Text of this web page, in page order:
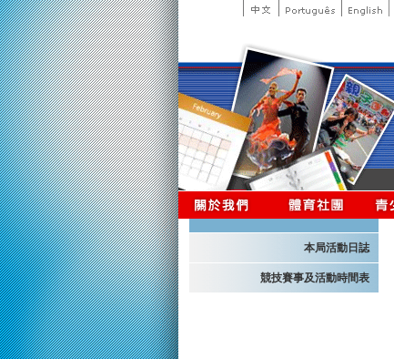
本局活動日誌
競技賽事及活動時間表